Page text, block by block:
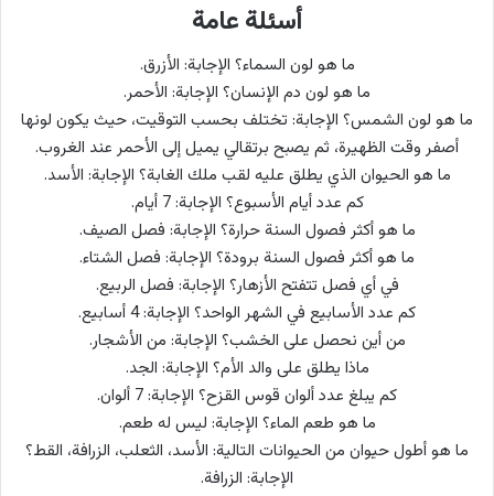
أسئلة عامة
ما هو لون السماء؟ الإجابة: الأزرق.
ما هو لون دم الإنسان؟ الإجابة: الأحمر.
ما هو لون الشمس؟ الإجابة: تختلف بحسب التوقيت، حيث يكون لونها
أصفر وقت الظهيرة، ثم يصبح برتقالي يميل إلى الأحمر عند الغروب.
ما هو الحيوان الذي يطلق عليه لقب ملك الغابة؟ الإجابة: الأسد.
كم عدد أيام الأسبوع؟ الإجابة: 7 أيام.
ما هو أكثر فصول السنة حرارة؟ الإجابة: فصل الصيف.
ما هو أكثر فصول السنة برودة؟ الإجابة: فصل الشتاء.
في أي فصل تتفتح الأزهار؟ الإجابة: فصل الربيع.
كم عدد الأسابيع في الشهر الواحد؟ الإجابة: 4 أسابيع.
من أين نحصل على الخشب؟ الإجابة: من الأشجار.
ماذا يطلق على والد الأم؟ الإجابة: الجد.
كم يبلغ عدد ألوان قوس القزح؟ الإجابة: 7 ألوان.
ما هو طعم الماء؟ الإجابة: ليس له طعم.
ما هو أطول حيوان من الحيوانات التالية: الأسد، الثعلب، الزرافة، القط؟
الإجابة: الزرافة.